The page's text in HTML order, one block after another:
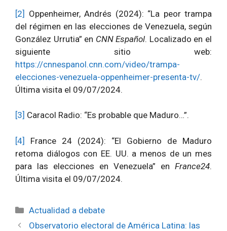
[2] Oppenheimer, Andrés (2024): “La peor trampa
del régimen en las elecciones de Venezuela, según
González Urrutia” en CNN Español. Localizado en el
siguiente sitio web:
https://cnnespanol.cnn.com/video/trampa-
elecciones-venezuela-oppenheimer-presenta-tv/.
Última visita el 09/07/2024.
[3] Caracol Radio: “Es probable que Maduro…”.
[4]
France 24 (2024): “El Gobierno de Maduro
retoma diálogos con EE. UU. a menos de un mes
para las elecciones en Venezuela” en France24.
Última visita el 09/07/2024.
Categorías
Actualidad a debate
Observatorio electoral de América Latina: las